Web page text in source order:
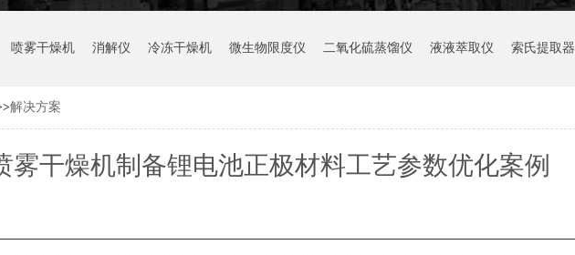
喷雾干燥机 消解仪 冷冻干燥机 微生物限度仪 二氧化硫蒸馏仪 液液萃取仪 索氏提取器
解决方案
雾干燥机制备锂电池正极材料工艺参数优化案例